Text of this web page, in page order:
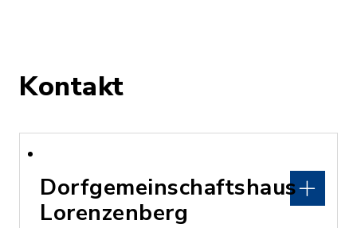
Kontakt
Dorfgemeinschaftshaus
Lorenzenberg